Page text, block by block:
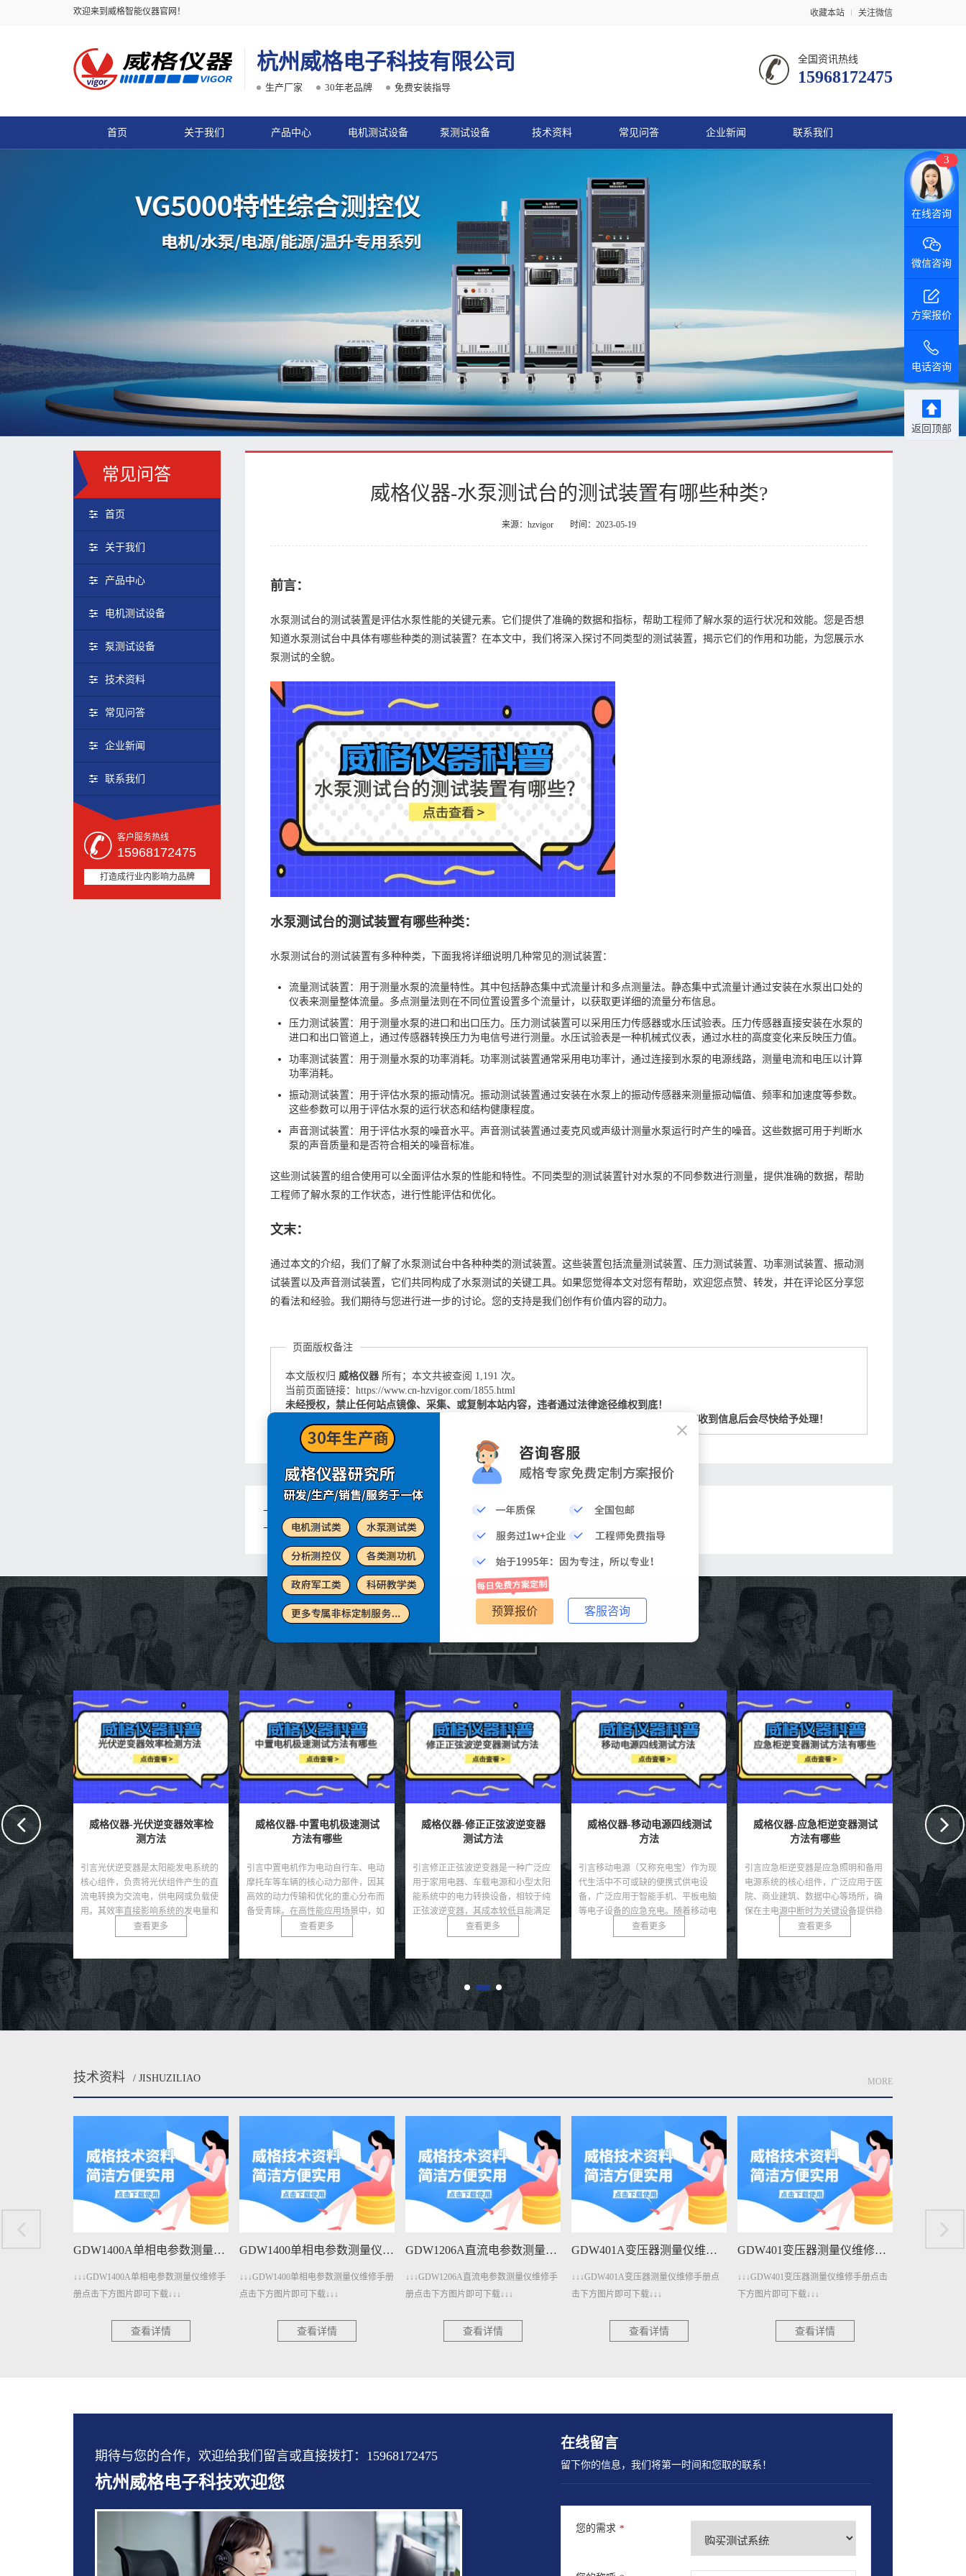
欢迎来到威格智能仪器官网！ 收藏本站 关注微信
杭州威格电子科技有限公司
生产厂家 30年老品牌 免费安装指导
全国资讯热线
15968172475
首页 关于我们 产品中心 电机测试设备 泵测试设备 技术资料 常见问答 企业新闻 联系我们
常见问答
首页
关于我们
产品中心
电机测试设备
泵测试设备
技术资料
常见问答
企业新闻
联系我们
客户服务热线
15968172475
打造成行业内影响力品牌
威格仪器-水泵测试台的测试装置有哪些种类?
来源：hzvigor 时间：2023-05-19
前言：
水泵测试台的测试装置是评估水泵性能的关键元素。它们提供了准确的数据和指标，帮助工程师了解水泵的运行状况和效能。您是否想
知道水泵测试台中具体有哪些种类的测试装置？在本文中，我们将深入探讨不同类型的测试装置，揭示它们的作用和功能，为您展示水
泵测试的全貌。
水泵测试台的测试装置有哪些种类：
水泵测试台的测试装置有多种种类，下面我将详细说明几种常见的测试装置：
流量测试装置：用于测量水泵的流量特性。其中包括静态集中式流量计和多点测量法。静态集中式流量计通过安装在水泵出口处的
仪表来测量整体流量。多点测量法则在不同位置设置多个流量计，以获取更详细的流量分布信息。
压力测试装置：用于测量水泵的进口和出口压力。压力测试装置可以采用压力传感器或水压试验表。压力传感器直接安装在水泵的
进口和出口管道上，通过传感器转换压力为电信号进行测量。水压试验表是一种机械式仪表，通过水柱的高度变化来反映压力值。
功率测试装置：用于测量水泵的功率消耗。功率测试装置通常采用电功率计，通过连接到水泵的电源线路，测量电流和电压以计算
功率消耗。
振动测试装置：用于评估水泵的振动情况。振动测试装置通过安装在水泵上的振动传感器来测量振动幅值、频率和加速度等参数。
这些参数可以用于评估水泵的运行状态和结构健康程度。
声音测试装置：用于评估水泵的噪音水平。声音测试装置通过麦克风或声级计测量水泵运行时产生的噪音。这些数据可用于判断水
泵的声音质量和是否符合相关的噪音标准。
这些测试装置的组合使用可以全面评估水泵的性能和特性。不同类型的测试装置针对水泵的不同参数进行测量，提供准确的数据，帮助
工程师了解水泵的工作状态，进行性能评估和优化。
文末：
通过本文的介绍，我们了解了水泵测试台中各种种类的测试装置。这些装置包括流量测试装置、压力测试装置、功率测试装置、振动测
试装置以及声音测试装置，它们共同构成了水泵测试的关键工具。如果您觉得本文对您有帮助，欢迎您点赞、转发，并在评论区分享您
的看法和经验。我们期待与您进行进一步的讨论。您的支持是我们创作有价值内容的动力。
页面版权备注
本文版权归 威格仪器 所有；本文共被查阅 1,191 次。
当前页面链接：https://www.cn-hzvigor.com/1855.html
未经授权，禁止任何站点镜像、采集、或复制本站内容，违者通过法律途径维权到底！
部分图片由互联网自动采集生成，若无意中侵犯到您的版权利益，请来信联系我们，我们会在收到信息后会尽快给予处理！
威格仪器-水泵测试台是什么?由什么组成?
下一篇：威格仪器科普-单三相水泵如何测量好坏？
器效率检
发电系统的
件产生的直
威格仪器-中置电机极速测试
方法有哪些
引言中置电机作为电动自行车、电动
摩托车等车辆的核心动力部件，因其
高效的动力传输和优化的重心分布而
备受青睐。在高性能应用场景中，如
竞技电动车或高端电动自...
查看更多
威格仪器-修正正弦波逆变器
测试方法
引言修正正弦波逆变器是一种广泛应
用于家用电器、车载电源和小型太阳
能系统中的电力转换设备，相较于纯
正弦波逆变器，其成本较低且能满足
大部分非敏感负载的需求...
查看更多
威格仪器-移动电源四线测试
方法
引言移动电源（又称充电宝）作为现
代生活中不可或缺的便携式供电设
备，广泛应用于智能手机、平板电脑
等电子设备的应急充电。随着移动电
源市场的快速发展，其质量...
查看更多
威格仪器-应急柜逆变器测试
方法有哪些
引言应急柜逆变器是应急照明和备用
电源系统的核心组件，广泛应用于医
院、商业建筑、数据中心等场所，确
保在主电源中断时为关键设备提供稳
定的交流电。其性能直接...
查看更多
威格仪器-车载逆变器主控板
测试方法
引言车载逆变器是电动汽车和混合动
力汽车中的关键部件，负责将电池的
直流电转换为交流电，为电机驱动和
其他用电设备提供动力。主控板作为
逆变器的核心，集成了控...
查看更多
威格仪器
引言逆变器
设备，广泛应
电、储能系统
效率直接影
能。随着可
技术资料 / JISHUZILIAO MORE
GDW1400单相电参数测量仪维修手册下载
↓↓↓GDW1400单相电参数测量仪维修手册
点击下方图片即可下载↓↓↓
查看详情
GDW1206A直流电参数测量仪维修手册下载
↓↓↓GDW1206A直流电参数测量仪维修手
册点击下方图片即可下载↓↓↓
查看详情
GDW401A变压器测量仪维修手册下载
↓↓↓GDW401A变压器测量仪维修手册点
击下方图片即可下载↓↓↓
查看详情
GDW401变压器测量仪维修手册下载
↓↓↓GDW401变压器测量仪维修手册点击
下方图片即可下载↓↓↓
查看详情
GDW4011变压器测量仪维修手册下载
↓↓↓GDW4011变压器测量仪维修手册点击
下方图片即可下载↓↓↓
查看详情
期待与您的合作，欢迎给我们留言或直接拨打：15968172475
杭州威格电子科技欢迎您
在线留言
留下你的信息，我们将第一时间和您取的联系！
您的需求 *
3
微信咨询
方案报价
电话咨询
返回顶部
预算报价 客服咨询